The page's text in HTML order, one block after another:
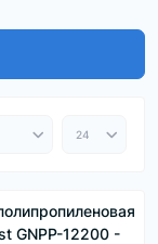
GNPP-12200 -